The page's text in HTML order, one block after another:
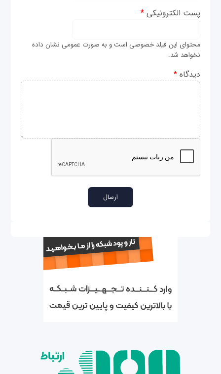
پست الکترونیکی*
محتوای این فیلد خصوصی است و به صورت عمومی نشان داده
نخواهد شد.
دیدگاه*